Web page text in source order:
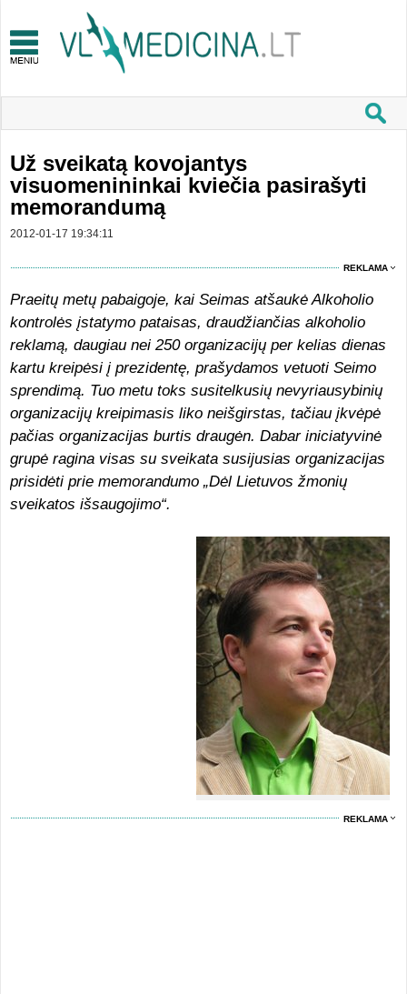
Už sveikatą kovojantys
visuomenininkai kviečia pasirašyti
memorandumą
2012-01-17 19:34:11
REKLAMA
Praeitų metų pabaigoje, kai Seimas atšaukė Alkoholio
kontrolės įstatymo pataisas, draudžiančias alkoholio
reklamą, daugiau nei 250 organizacijų per kelias dienas
kartu kreipėsi į prezidentę, prašydamos vetuoti Seimo
sprendimą. Tuo metu toks susitelkusių nevyriausybinių
organizacijų kreipimasis liko neišgirstas, tačiau įkvėpė
pačias organizacijas burtis draugėn. Dabar iniciatyvinė
grupė ragina visas su sveikata susijusias organizacijas
prisidėti prie memorandumo „Dėl Lietuvos žmonių
sveikatos išsaugojimo“.
REKLAMA